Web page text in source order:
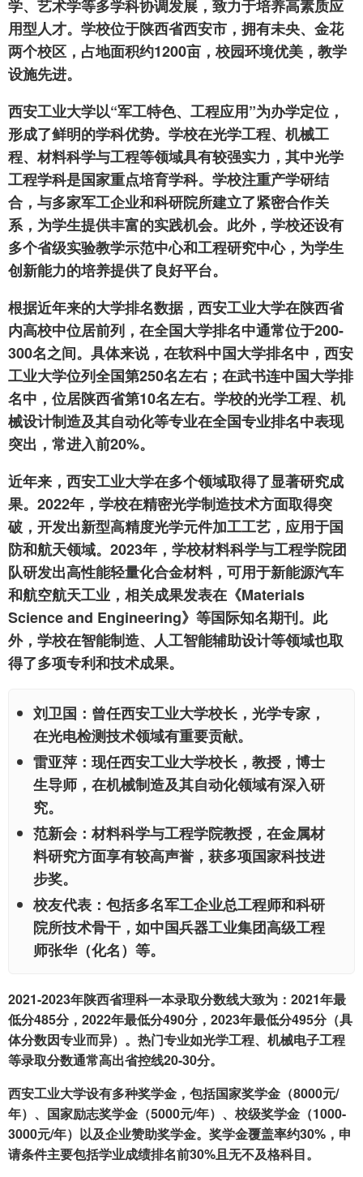
学、艺术学等多学科协调发展，致力于培养高素质应
用型人才。学校位于陕西省西安市，拥有未央、金花
两个校区，占地面积约1200亩，校园环境优美，教学
设施先进。
西安工业大学以“军工特色、工程应用”为办学定位，
形成了鲜明的学科优势。学校在光学工程、机械工
程、材料科学与工程等领域具有较强实力，其中光学
工程学科是国家重点培育学科。学校注重产学研结
合，与多家军工企业和科研院所建立了紧密合作关
系，为学生提供丰富的实践机会。此外，学校还设有
多个省级实验教学示范中心和工程研究中心，为学生
创新能力的培养提供了良好平台。
根据近年来的大学排名数据，西安工业大学在陕西省
内高校中位居前列，在全国大学排名中通常位于200-
300名之间。具体来说，在软科中国大学排名中，西安
工业大学位列全国第250名左右；在武书连中国大学排
名中，位居陕西省第10名左右。学校的光学工程、机
械设计制造及其自动化等专业在全国专业排名中表现
突出，常进入前20%。
近年来，西安工业大学在多个领域取得了显著研究成
果。2022年，学校在精密光学制造技术方面取得突
破，开发出新型高精度光学元件加工工艺，应用于国
防和航天领域。2023年，学校材料科学与工程学院团
队研发出高性能轻量化合金材料，可用于新能源汽车
和航空航天工业，相关成果发表在《Materials
Science and Engineering》等国际知名期刊。此
外，学校在智能制造、人工智能辅助设计等领域也取
得了多项专利和技术成果。
刘卫国：曾任西安工业大学校长，光学专家，
在光电检测技术领域有重要贡献。
雷亚萍：现任西安工业大学校长，教授，博士
生导师，在机械制造及其自动化领域有深入研
究。
范新会：材料科学与工程学院教授，在金属材
料研究方面享有较高声誉，获多项国家科技进
步奖。
校友代表：包括多名军工企业总工程师和科研
院所技术骨干，如中国兵器工业集团高级工程
师张华（化名）等。
2021-2023年陕西省理科一本录取分数线大致为：2021年最
低分485分，2022年最低分490分，2023年最低分495分（具
体分数因专业而异）。热门专业如光学工程、机械电子工程
等录取分数通常高出省控线20-30分。
西安工业大学设有多种奖学金，包括国家奖学金（8000元/
年）、国家励志奖学金（5000元/年）、校级奖学金（1000-
3000元/年）以及企业赞助奖学金。奖学金覆盖率约30%，申
请条件主要包括学业成绩排名前30%且无不及格科目。